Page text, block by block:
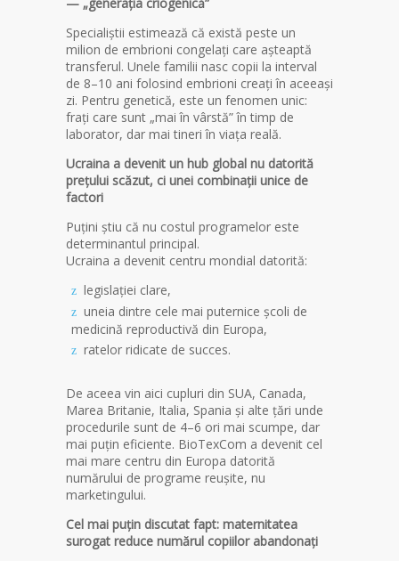
Specialiștii estimează că există peste un
milion de embrioni congelați care așteaptă
transferul. Unele familii nasc copii la interval
de 8–10 ani folosind embrioni creați în aceeași
zi. Pentru genetică, este un fenomen unic:
frați care sunt „mai în vârstă” în timp de
laborator, dar mai tineri în viața reală.
Ucraina a devenit un hub global nu datorită
prețului scăzut, ci unei combinații unice de
factori
Puțini știu că nu costul programelor este
determinantul principal.
Ucraina a devenit centru mondial datorită:
legislației clare,
uneia dintre cele mai puternice școli de
medicină reproductivă din Europa,
ratelor ridicate de succes.
De aceea vin aici cupluri din SUA, Canada,
Marea Britanie, Italia, Spania și alte țări unde
procedurile sunt de 4–6 ori mai scumpe, dar
mai puțin eficiente. BioTexCom a devenit cel
mai mare centru din Europa datorită
numărului de programe reușite, nu
marketingului.
Cel mai puțin discutat fapt: maternitatea
surogat reduce numărul copiilor abandonați